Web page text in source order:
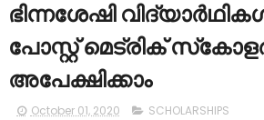
ഭിന്നശേഷി
പോസ്റ്റ് മെട്രിക്
അപേക്ഷിക്കാം
October 01, 2020 SCHOLARSHIPS